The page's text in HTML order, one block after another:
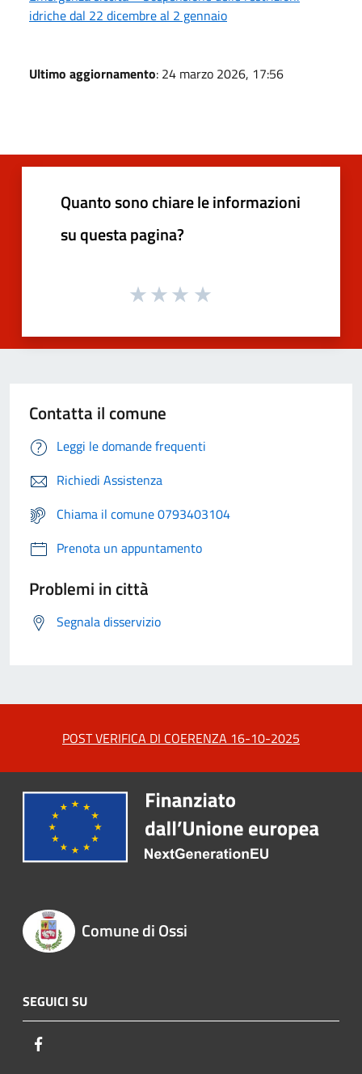
idriche dal 22 dicembre al 2 gennaio
Ultimo aggiornamento: 24 marzo 2026, 17:56
Quanto sono chiare le informazioni
su questa pagina?
Contatta il comune
Leggi le domande frequenti
Richiedi Assistenza
Chiama il comune 0793403104
Prenota un appuntamento
Problemi in città
Segnala disservizio
POST VERIFICA DI COERENZA 16-10-2025
Comune di Ossi
SEGUICI SU